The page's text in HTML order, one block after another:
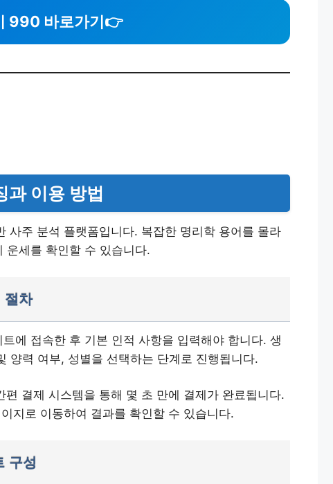
990 바로가기 👉
이용 방법
사주 분석 플랫폼입니다. 복잡한 명리학 용어를 몰라
운세를 확인할 수 있습니다.
절차
에 접속한 후 기본 인적 사항을 입력해야 합니다. 생
양력 여부, 성별을 선택하는 단계로 진행됩니다.
결제 시스템을 통해 몇 초 만에 결제가 완료됩니다.
지로 이동하여 결과를 확인할 수 있습니다.
구성